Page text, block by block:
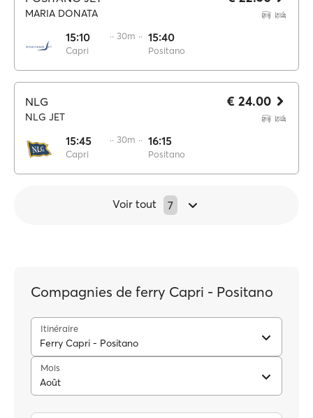
MARIA DONATA
15:10
Capri
·· 30m ·· 15:40
Positano
NLG
NLG JET
15:45
Capri
·· 30m ·· 16:15
Positano
€ 24.00
Voir tout 7
Compagnies de ferry Capri - Positano
Itinéraire
Ferry Capri - Positano
Mois
Août